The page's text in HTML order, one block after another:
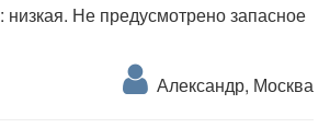
: низкая. Не предусмотрено запасное
Александр, Москва